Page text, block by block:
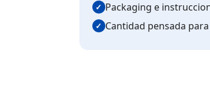
✓ Packaging e
✓ Cantidad pensada